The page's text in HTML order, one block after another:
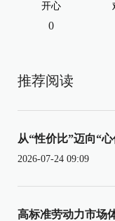
开心
0
推荐阅读
从“性价比”迈向“
2026-07-24 09:09
高标准劳动力市场